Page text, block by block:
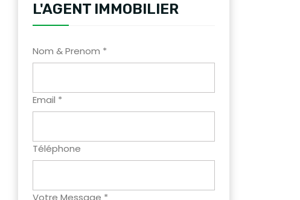
L'AGENT IMMOBILIER
Nom & Prenom *
Email *
Téléphone
Votre Message *